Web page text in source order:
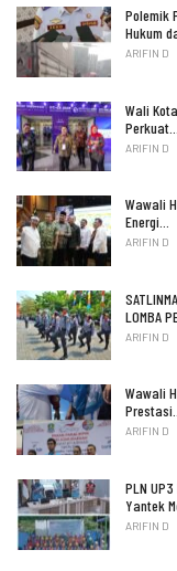
Polemik
Hukum
ARIFIN D
Wali
Perkuat…
ARIFIN D
Wawali
Energi…
ARIFIN D
LOMBA
ARIFIN D
Wawali
ARIFIN D
PLN
Yantek
ARIFIN D